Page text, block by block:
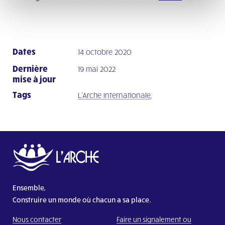
Dates 14 octobre 2020
Dernière
mise à jour
19 mai 2022
Tags L'Arche Internationale
Ensemble,
Construire un monde où chacun a sa place.
Nous contacter Faire un signalement ou